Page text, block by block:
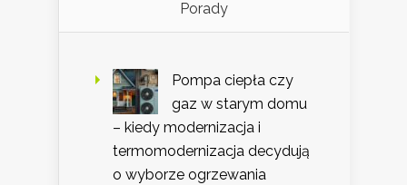
Porady
Pompa ciepła czy
gaz w starym domu
– kiedy modernizacja i
termomodernizacja decydują
o wyborze ogrzewania